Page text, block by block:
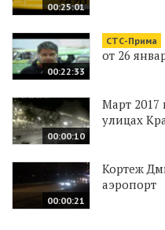
00:25:01
00:22:33
СТС-Прима
от 26
00:00:10
Март 2017
улицах
00:00:21
Кортеж
аэропорт